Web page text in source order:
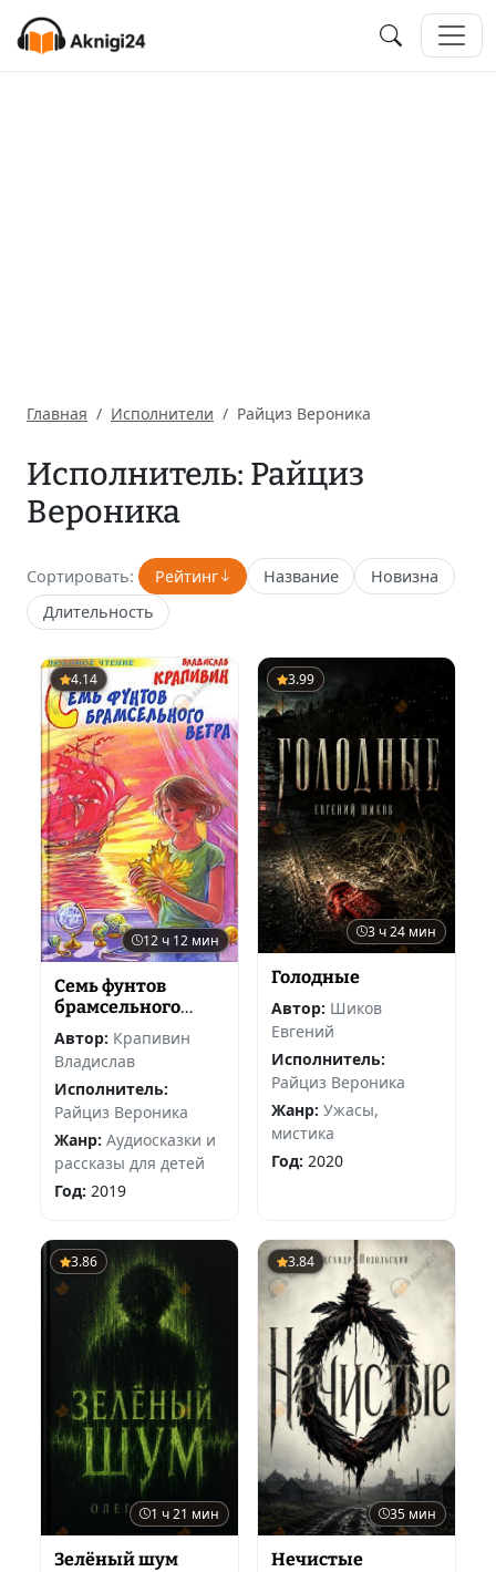
Главная Исполнители Райциз Вероника
Исполнитель: Райциз
Вероника
Сортировать: Рейтинг Название
Новизна
Длительность
4.14
12 ч 12 мин
Семь фунтов
брамсельного
ветра
Автор: Крапивин
Владислав
Исполнитель:
Райциз Вероника
Жанр: Аудиосказки и
рассказы для детей
Год: 2019
3.99
3 ч 24 мин
Голодные
Автор: Шиков
Евгений
Исполнитель:
Райциз Вероника
Жанр: Ужасы,
мистика
Год: 2020
3.86
1 ч 21 мин
Зелёный шум
3.84
35 мин
Нечистые